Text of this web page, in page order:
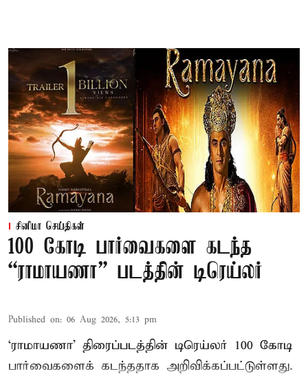
சினிமா செய்திகள்
100 கோடி பார்வைகளை கடந்த
“ராமாயணா” படத்தின் டிரெய்லர்
Published on: 06 Aug 2026, 5:13 pm
‘ராமாயணா’ திரைப்படத்தின் டிரெய்லர் 100 கோடி
பார்வைகளைக் கடந்ததாக அறிவிக்கப்பட்டுள்ளது.